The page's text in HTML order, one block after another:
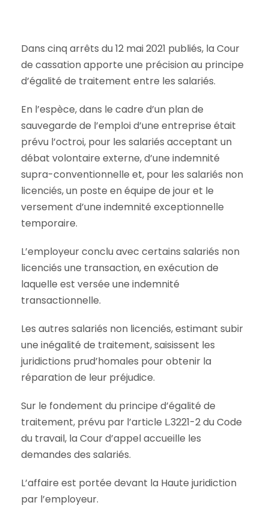
Dans cinq arrêts du 12 mai 2021 publiés, la Cour
de cassation apporte une précision au principe
d’égalité de traitement entre les salariés.
En l’espèce, dans le cadre d’un plan de
sauvegarde de l’emploi d’une entreprise était
prévu l’octroi, pour les salariés acceptant un
débat volontaire externe, d’une indemnité
supra-conventionnelle et, pour les salariés non
licenciés, un poste en équipe de jour et le
versement d’une indemnité exceptionnelle
temporaire.
L’employeur conclu avec certains salariés non
licenciés une transaction, en exécution de
laquelle est versée une indemnité
transactionnelle.
Les autres salariés non licenciés, estimant subir
une inégalité de traitement, saisissent les
juridictions prud’homales pour obtenir la
réparation de leur préjudice.
Sur le fondement du principe d’égalité de
traitement, prévu par l’article L.3221-2 du Code
du travail, la Cour d’appel accueille les
demandes des salariés.
L’affaire est portée devant la Haute juridiction
par l’employeur.